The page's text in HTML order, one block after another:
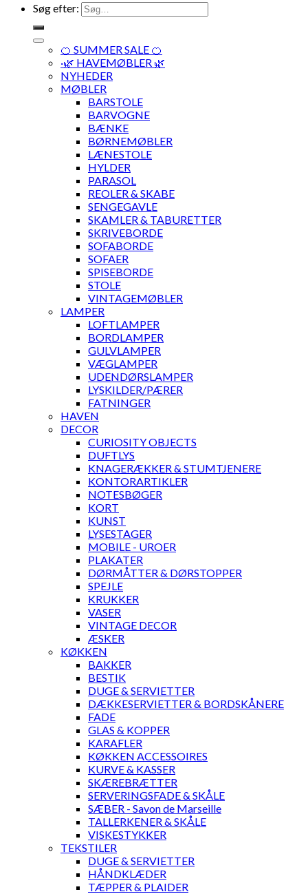
Søg efter:
🍊 SUMMER SALE 🍊
·🌿 HAVEMØBLER 🌿
NYHEDER
MØBLER
BARSTOLE
BARVOGNE
BÆNKE
BØRNEMØBLER
LÆNESTOLE
HYLDER
PARASOL
REOLER & SKABE
SENGEGAVLE
SKAMLER & TABURETTER
SKRIVEBORDE
SOFABORDE
SOFAER
SPISEBORDE
STOLE
VINTAGEMØBLER
LAMPER
LOFTLAMPER
BORDLAMPER
GULVLAMPER
VÆGLAMPER
UDENDØRSLAMPER
LYSKILDER/PÆRER
FATNINGER
HAVEN
DECOR
CURIOSITY OBJECTS
DUFTLYS
KNAGERÆKKER & STUMTJENERE
KONTORARTIKLER
NOTESBØGER
KORT
KUNST
LYSESTAGER
MOBILE - UROER
PLAKATER
DØRMÅTTER & DØRSTOPPER
SPEJLE
KRUKKER
VASER
VINTAGE DECOR
ÆSKER
KØKKEN
BAKKER
BESTIK
DUGE & SERVIETTER
DÆKKESERVIETTER & BORDSKÅNERE
FADE
GLAS & KOPPER
KARAFLER
KØKKEN ACCESSOIRES
KURVE & KASSER
SKÆREBRÆTTER
SERVERINGSFADE & SKÅLE
SÆBER - Savon de Marseille
TALLERKENER & SKÅLE
VISKESTYKKER
TEKSTILER
DUGE & SERVIETTER
HÅNDKLÆDER
TÆPPER & PLAIDER